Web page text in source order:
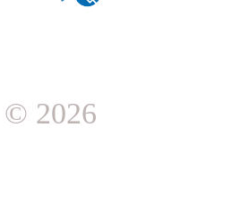
© 2026